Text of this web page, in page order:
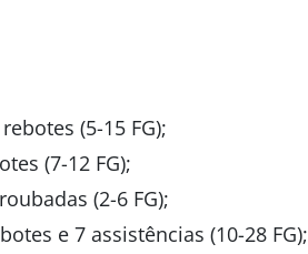
(5-15 FG);
(7-12 FG);
(2-6 FG);
e 7 assistências (10-28 FG);